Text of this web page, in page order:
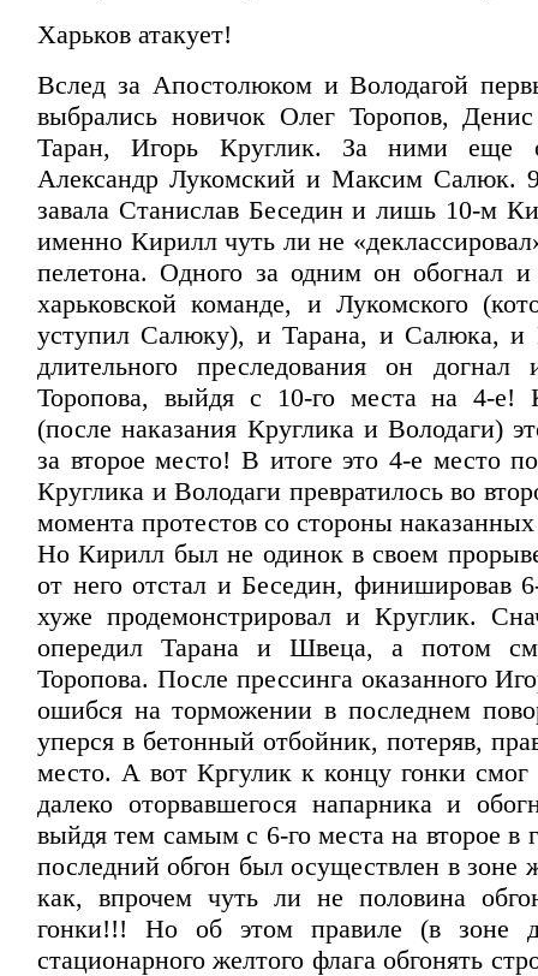
Харьков атакует!
Вслед за Апостолюком и Володагой
выбрались новичок Олег Торопов,
Таран, Игорь Круглик. За ними еще
Александр Лукомский и Максим Салюк.
завала Станислав Беседин и лишь 10-м
именно Кирилл чуть ли не
пелетона. Одного за одним он обогнал
харьковской команде, и Лукомского
уступил Салюку), и Тарана, и Салюка,
длительного преследования он
Торопова, выйдя с 10-го места на 4-е!
(после наказания Круглика и Володаги)
за второе место! В итоге это 4-е место
Круглика и Володаги превратилось во
момента протестов со стороны
Но Кирилл был не одинок в своем
от него отстал и Беседин, финишировав
хуже продемонстрировал и Круглик.
опередил Тарана и Швеца, а потом
Торопова. После прессинга оказанного
ошибся на торможении в последнем
уперся в бетонный отбойник, потеряв,
место. А вот Кргулик к концу гонки смог
далеко оторвавшегося напарника и
выйдя тем самым с 6-го места на второе в
последний обгон был осуществлен в зоне
как, впрочем чуть ли не половина
гонки!!! Но об этом правиле (в зоне
стационарного желтого флага обгонять